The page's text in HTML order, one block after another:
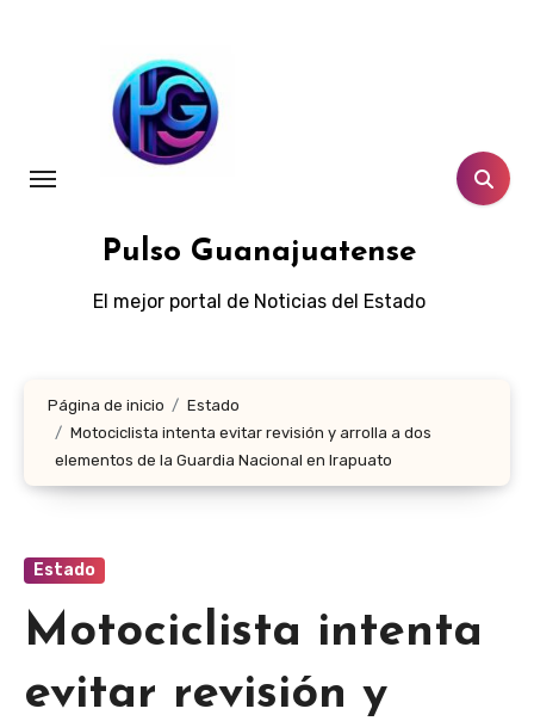
Pulso Guanajuatense
El mejor portal de Noticias del Estado
Página de inicio
Estado
Motociclista intenta evitar revisión y arrolla a dos
elementos de la Guardia Nacional en Irapuato
Estado
Motociclista intenta
evitar revisión y